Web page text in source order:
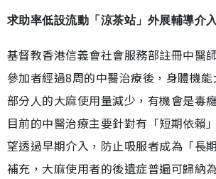
求助率低設流動「涼茶站」外展輔導介入
基督教香港信義會社會服務部註冊中醫
參加者經過8周的中醫治療後，身體機
部分人的大麻使用量減少，有機會是毒
目前的中醫治療主要針對有「短期依賴
望透過早期介入，防止吸服者成為「長
補充，大麻使用者的後遺症普遍可歸納